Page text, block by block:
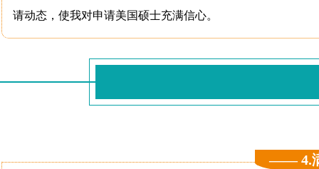
请动态，使我对申请美国硕士充满信心。
—— 4.